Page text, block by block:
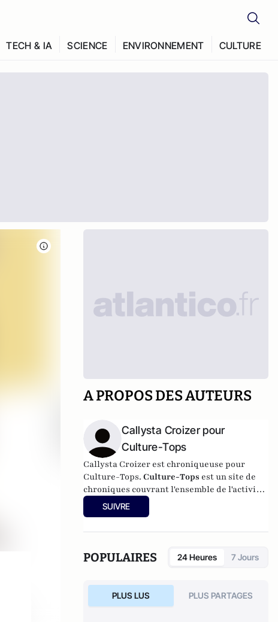
TECH & IA SCIENCE ENVIRONNEMENT CULTURE
A PROPOS DES AUTEURS
Callysta Croizer pour
Culture-Tops
Callysta Croizer est chroniqueuse pour
Culture-Tops.Culture-Tops est un site de
chroniques couvrant l'ensemble de l'activité
culturelle (théâtre, One Man Shows, opéras,
ballets, spectacles divers, cinéma, expos,
SUIVRE
POPULAIRES 24 Heures 7 Jours
PLUS LUS PLUS PARTAGES